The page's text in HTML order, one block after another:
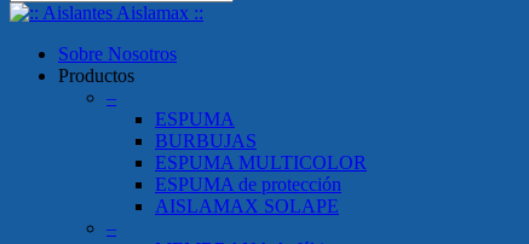
Close
search
Menu
Sobre Nosotros
Productos
–
ESPUMA
BURBUJAS
ESPUMA MULTICOLOR
ESPUMA de protección
AISLAMAX SOLAPE
–